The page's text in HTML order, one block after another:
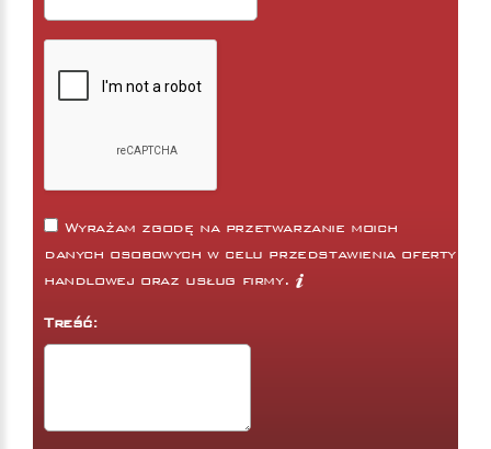
Wyrażam zgodę na przetwarzanie moich
danych osobowych w celu przedstawienia oferty
handlowej oraz usług firmy.
Treść: